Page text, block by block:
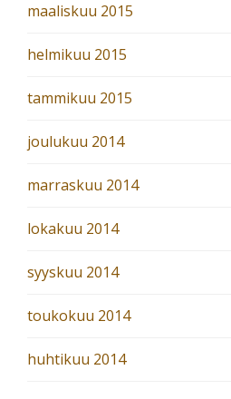
maaliskuu 2015
helmikuu 2015
tammikuu 2015
joulukuu 2014
marraskuu 2014
lokakuu 2014
syyskuu 2014
toukokuu 2014
huhtikuu 2014